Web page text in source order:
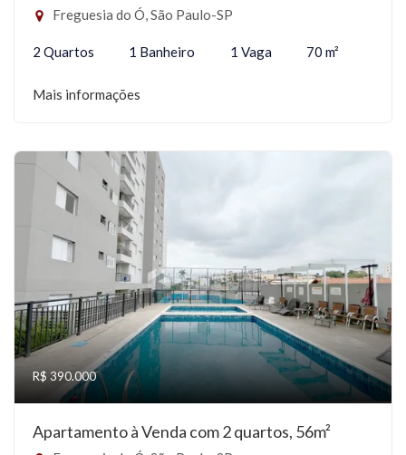
Freguesia do Ó, São Paulo-SP
2 Quartos 1 Banheiro 1 Vaga 70 m²
Mais informações
R$ 390.000
Apartamento à Venda com 2 quartos, 56m²